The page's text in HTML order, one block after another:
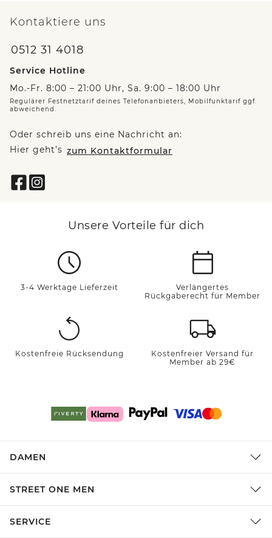
Kontaktiere uns
0512 31 4018
Service Hotline
Mo.-Fr. 8:00 – 21:00 Uhr, Sa. 9:00 – 18:00 Uhr
Regulärer Festnetztarif deines Telefonanbieters, Mobilfunktarif ggf.
abweichend.
Oder schreib uns eine Nachricht an:
Hier geht’s zum Kontaktformular
Unsere Vorteile für dich
3-4 Werktage Lieferzeit
Verlängertes
Rückgaberecht für Member
Kostenfreie Rücksendung
Kostenfreier Versand für
Member ab 29€
DAMEN
STREET ONE MEN
SERVICE